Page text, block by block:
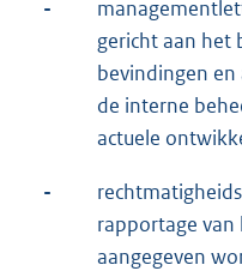
-
gericht aan het
bevindingen en
de interne
actuele
-
rapportage van
aangegeven